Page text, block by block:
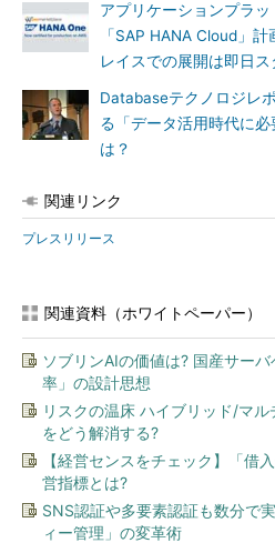
アプリケーションプラッ
「SAP HANA Cloud」
レイスでの展開は即日ス
Databaseテクノロジレ
る「データ活用時代に
は？
関連リンク
プレスリリース
関連資料（ホワイトペーパー）
ソブリンAIの価値は? 国産サー
率」の設計思想
リスクの温床 ハイブリッド/マル
をどう解消する?
【経営センスをチェック】「借
営指標とは?
SNS認証や多要素認証も数分で
ィー管理」の変革術